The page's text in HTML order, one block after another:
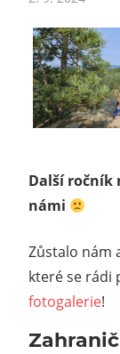
Další ročník
námi
Zůstalo nám
které se rádi
fotogalerie!